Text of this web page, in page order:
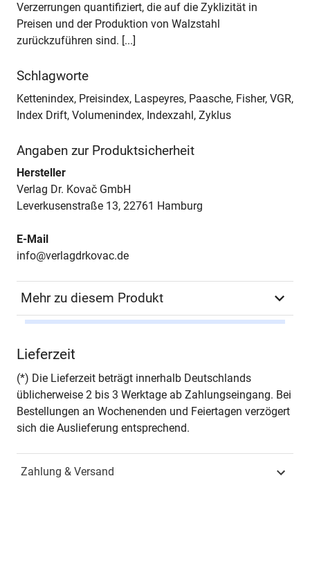
Verzerrungen quantifiziert, die auf die Zyklizität in
Preisen und der Produktion von Walzstahl
zurückzuführen sind. [...]
Schlagworte
Kettenindex, Preisindex, Laspeyres, Paasche, Fisher, VGR,
Index Drift, Volumenindex, Indexzahl, Zyklus
Angaben zur Produktsicherheit
Hersteller
Verlag Dr. Kovač GmbH
Leverkusenstraße 13, 22761 Hamburg
E-Mail
info@verlagdrkovac.de
Mehr zu diesem Produkt
Seiten 170
Jahr Hamburg 2013
Schriftenreihe
Lieferzeit
(*) Die Lieferzeit beträgt innerhalb Deutschlands
üblicherweise 2 bis 3 Werktage ab Zahlungseingang. Bei
Bestellungen an Wochenenden und Feiertagen verzögert
sich die Auslieferung entsprechend.
Zahlung & Versand